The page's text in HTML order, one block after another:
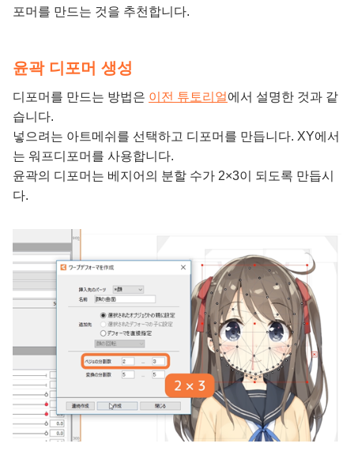
포머를 만드는 것을 추천합니다.
윤곽 디포머 생성
디포머를 만드는 방법은 이전 튜토리얼에서 설명한 것과 같
습니다.
넣으려는 아트메쉬를 선택하고 디포머를 만듭니다. XY에서
는 워프디포머를 사용합니다.
윤곽의 디포머는 베지어의 분할 수가 2×3이 되도록 만듭시
다.